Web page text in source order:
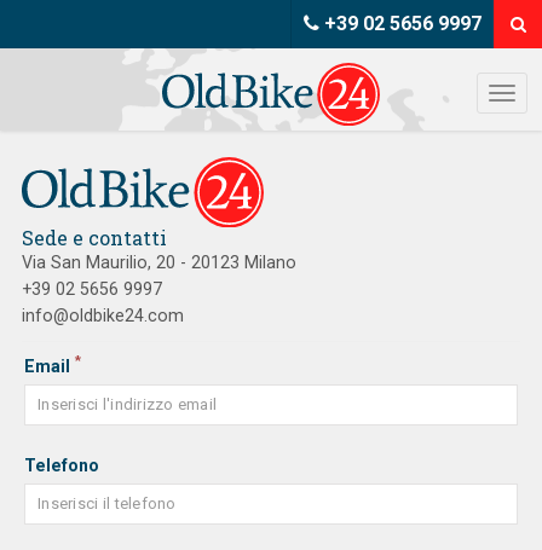
+39 02 5656 9997
Sede e contatti
Via San Maurilio, 20 - 20123 Milano
+39 02 5656 9997
info@oldbike24.com
Email*
Telefono